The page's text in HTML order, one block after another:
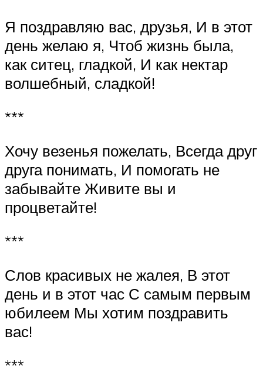
Я поздравляю вас, друзья, И в этот
день желаю я, Чтоб жизнь была,
как ситец, гладкой, И как нектар
волшебный, сладкой!
***
Хочу везенья пожелать, Всегда друг
друга понимать, И помогать не
забывайте Живите вы и
процветайте!
***
Слов красивых не жалея, В этот
день и в этот час С самым первым
юбилеем Мы хотим поздравить
вас!
***